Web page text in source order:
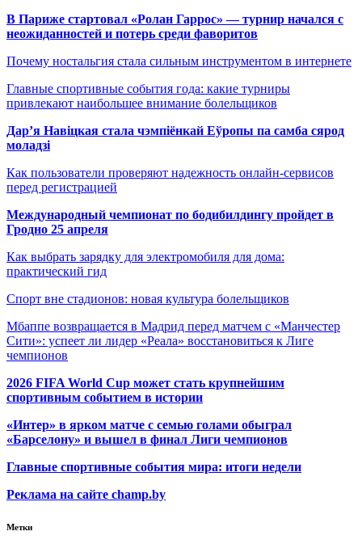
В Париже стартовал «Ролан Гаррос» — турнир начался с
неожиданностей и потерь среди фаворитов
Почему ностальгия стала сильным инструментом в интернете
Главные спортивные события года: какие турниры
привлекают наибольшее внимание болельщиков
Дар’я Навіцкая стала чэмпіёнкай Еўропы па самба сярод
моладзі
Как пользователи проверяют надежность онлайн-сервисов
перед регистрацией
Международный чемпионат по бодибилдингу пройдет в
Гродно 25 апреля
Как выбрать зарядку для электромобиля для дома:
практический гид
Спорт вне стадионов: новая культура болельщиков
Мбаппе возвращается в Мадрид перед матчем с «Манчестер
Сити»: успеет ли лидер «Реала» восстановиться к Лиге
чемпионов
2026 FIFA World Cup может стать крупнейшим
спортивным событием в истории
«Интер» в ярком матче с семью голами обыграл
«Барселону» и вышел в финал Лиги чемпионов
Главные спортивные события мира: итоги недели
Реклама на сайте champ.by
Метки